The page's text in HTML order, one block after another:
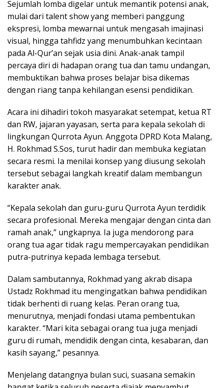
Sejumlah lomba digelar untuk memantik potensi anak,
mulai dari talent show yang memberi panggung
ekspresi, lomba mewarnai untuk mengasah imajinasi
visual, hingga tahfidz yang menumbuhkan kecintaan
pada Al-Qur’an sejak usia dini. Anak-anak tampil
percaya diri di hadapan orang tua dan tamu undangan,
membuktikan bahwa proses belajar bisa dikemas
dengan riang tanpa kehilangan esensi pendidikan.
Acara ini dihadiri tokoh masyarakat setempat, ketua RT
dan RW, jajaran yayasan, serta para kepala sekolah di
lingkungan Qurrota Ayun. Anggota DPRD Kota Malang,
H. Rokhmad S.Sos, turut hadir dan membuka kegiatan
secara resmi. Ia menilai konsep yang diusung sekolah
tersebut sebagai langkah kreatif dalam membangun
karakter anak.
“Kepala sekolah dan guru-guru Qurrota Ayun terdidik
secara profesional. Mereka mengajar dengan cinta dan
ramah anak,” ungkapnya. Ia juga mendorong para
orang tua agar tidak ragu mempercayakan pendidikan
putra-putrinya kepada lembaga tersebut.
Dalam sambutannya, Rokhmad yang akrab disapa
Ustadz Rokhmad itu mengingatkan bahwa pendidikan
tidak berhenti di ruang kelas. Peran orang tua,
menurutnya, menjadi fondasi utama pembentukan
karakter. “Mari kita sebagai orang tua juga menjadi
guru di rumah, mendidik dengan cinta, kesabaran, dan
kasih sayang,” pesannya.
Menjelang datangnya bulan suci, suasana semakin